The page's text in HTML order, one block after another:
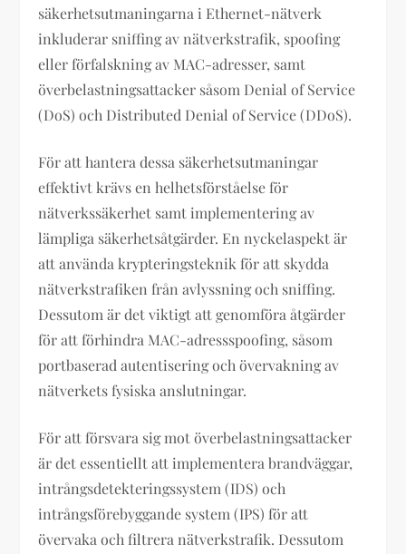
säkerhetsutmaningarna i Ethernet-nätverk
inkluderar sniffing av nätverkstrafik, spoofing
eller förfalskning av MAC-adresser, samt
överbelastningsattacker såsom Denial of Service
(DoS) och Distributed Denial of Service (DDoS).
För att hantera dessa säkerhetsutmaningar
effektivt krävs en helhetsförståelse för
nätverkssäkerhet samt implementering av
lämpliga säkerhetsåtgärder. En nyckelaspekt är
att använda krypteringsteknik för att skydda
nätverkstrafiken från avlyssning och sniffing.
Dessutom är det viktigt att genomföra åtgärder
för att förhindra MAC-adressspoofing, såsom
portbaserad autentisering och övervakning av
nätverkets fysiska anslutningar.
För att försvara sig mot överbelastningsattacker
är det essentiellt att implementera brandväggar,
intrångsdetekteringssystem (IDS) och
intrångsförebyggande system (IPS) för att
övervaka och filtrera nätverkstrafik. Dessutom